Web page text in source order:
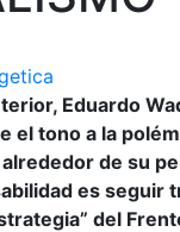
Eduardo
el tono a la
de su
es seguir
del